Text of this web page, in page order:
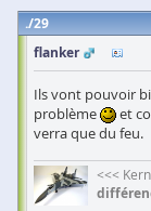
29
flanker
Ils vont pouvoir
problème
et
verra que du feu.
<<<